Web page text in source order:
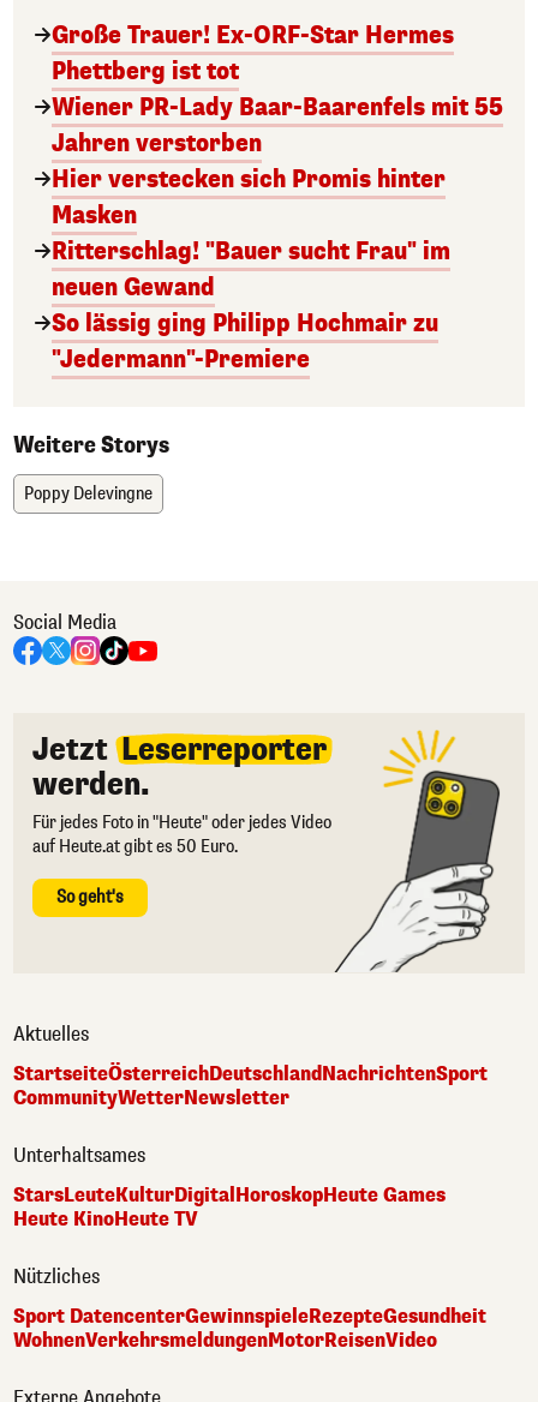
Große Trauer! Ex-ORF-Star Hermes
Phettberg ist tot
Wiener PR-Lady Baar-Baarenfels mit 55
Jahren verstorben
Hier verstecken sich Promis hinter
Masken
Ritterschlag! "Bauer sucht Frau" im
neuen Gewand
So lässig ging Philipp Hochmair zu
"Jedermann"-Premiere
Weitere Storys
Poppy Delevingne
Social Media
Jetzt Leserreporter
werden.
Für jedes Foto in "Heute" oder jedes Video
auf Heute.at gibt es 50 Euro.
So geht's
Aktuelles
StartseiteÖsterreichDeutschlandNachrichtenSport
CommunityWetterNewsletter
Unterhaltsames
StarsLeuteKulturDigital HoroskopHeute Games
Heute KinoHeute TV
Nützliches
Sport DatencenterGewinnspieleRezepteGesundheit
WohnenVerkehrsmeldungenMotorReisenVideo